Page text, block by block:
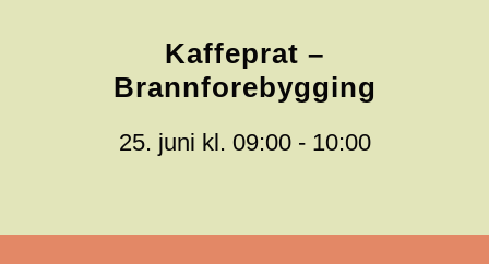
Kaffeprat –
Brannforebygging
25. juni kl. 09:00 - 10:00